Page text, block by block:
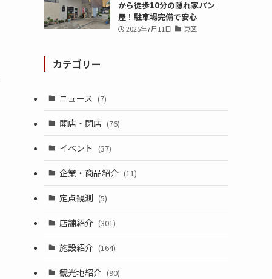
から徒歩10分の隠れ家パン
屋！駐車場完備で安心
2025年7月11日 東区
カテゴリー
ニュース (7)
開店・閉店 (76)
イベント (37)
企業・商品紹介 (11)
定点観測 (5)
店舗紹介 (301)
施設紹介 (164)
観光地紹介 (90)